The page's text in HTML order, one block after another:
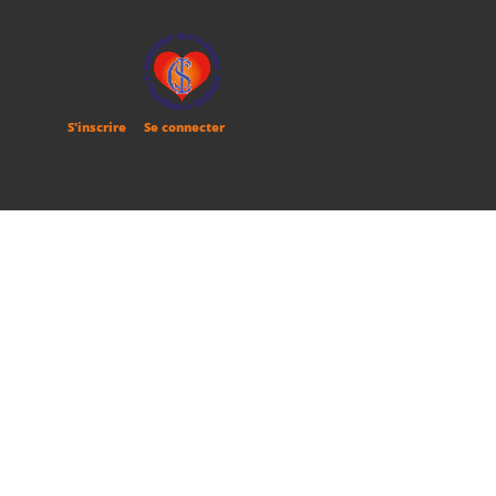
S'inscrire Se connecter